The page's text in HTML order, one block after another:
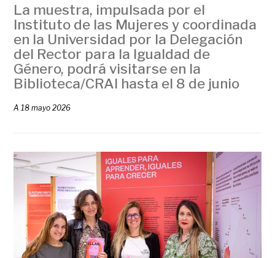
La muestra, impulsada por el
Instituto de las Mujeres y coordinada
en la Universidad por la Delegación
del Rector para la Igualdad de
Género, podrá visitarse en la
Biblioteca/CRAI hasta el 8 de junio
A18 mayo 2026